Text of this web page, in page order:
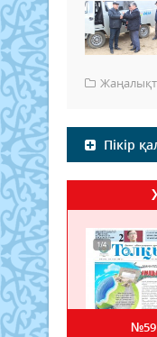
Пікір
№59